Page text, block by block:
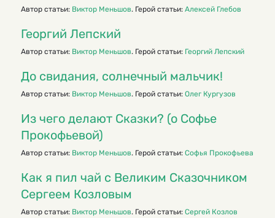
Автор статьи: Виктор Меньшов. Герой статьи: Алексей Глебов
Георгий Лепский
Автор статьи: Виктор Меньшов. Герой статьи: Георгий Лепский
До свидания, солнечный мальчик!
Автор статьи: Виктор Меньшов. Герой статьи: Олег Кургузов
Из чего делают Сказки? (о Софье
Прокофьевой)
Автор статьи: Виктор Меньшов. Герой статьи: Софья Прокофьева
Как я пил чай с Великим Сказочником
Сергеем Козловым
Автор статьи: Виктор Меньшов. Герой статьи: Сергей Козлов